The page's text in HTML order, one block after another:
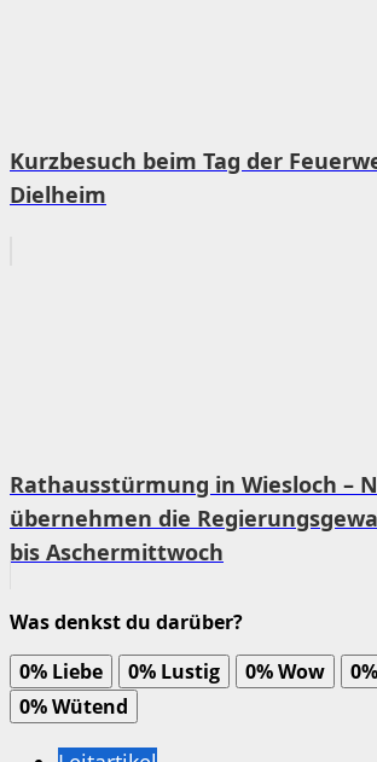
Kurzbesuch beim Tag der
Dielheim
Rathausstürmung in Wiesloch –
übernehmen die
bis Aschermittwoch
Was denkst du darüber?
0% Liebe 0% Lustig 0%Wow 0%
0%Wütend